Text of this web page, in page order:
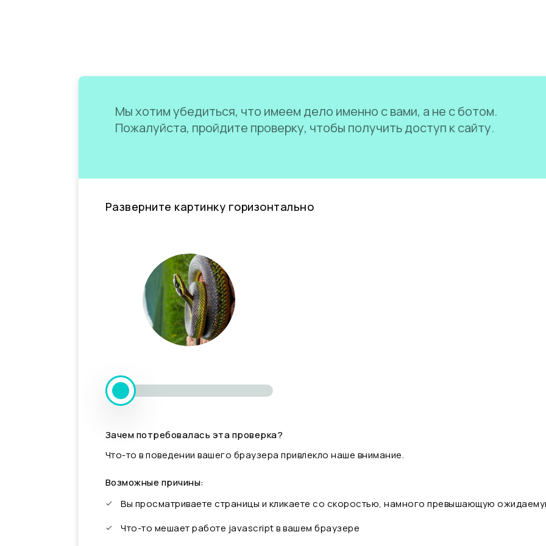
Мы хотим убедиться, что имеем дело именно с вами, а не с ботом.
Пожалуйста, пройдите проверку, чтобы получить доступ к сайту.
Разверните картинку горизонтально
Зачем потребовалась эта проверка?
Что-то в поведении вашего браузера привлекло наше внимание.
Возможные причины:
Вы просматриваете страницы и кликаете со скоростью, намного превышающую
Что-то мешает работе javascript в вашем браузере